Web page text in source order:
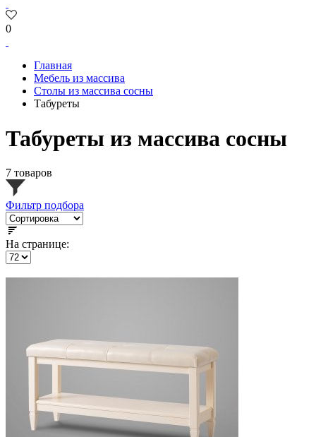
0
Главная
Мебель из массива
Столы из массива сосны
Табуреты
Табуреты из массива сосны
7 товаров
Фильтр подбора
На странице: